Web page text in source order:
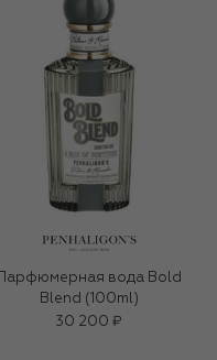
Парфюмерная вода Bold
Blend (100ml)
30 200 ₽